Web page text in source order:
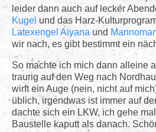
leider dann auch auf lecker
Kugel und das Harz-
Latexengel Aiyana und
wir nach, es gibt bestimmt ein
So machte ich mich dann alleine
traurig auf den Weg nach
wirft ein Auge (nein, nicht auf
üblich, irgendwas ist immer auf
dachte sich ein LKW, ich gehe
Baustelle kaputt als danach.